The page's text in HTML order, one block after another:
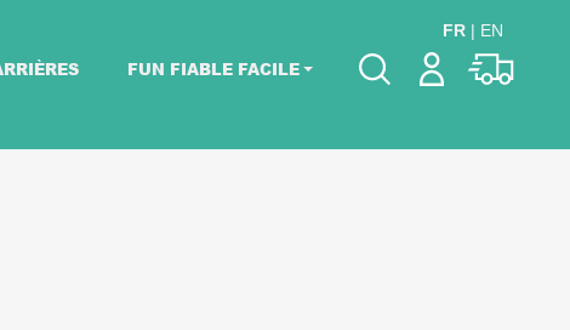
FUN FIABLE FACILE
FR| EN